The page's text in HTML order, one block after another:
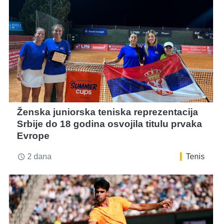
Ženska juniorska teniska reprezentacija
Srbije do 18 godina osvojila titulu prvaka
Evrope
access_time 2 dana Tenis